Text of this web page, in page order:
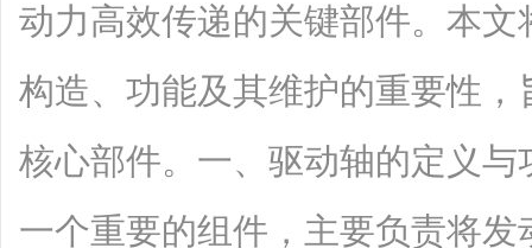
动力高效传递的关键部件。本
构造、功能及其维护的重要性
核心部件。一、驱动轴的定义
一个重要的组件，主要负责将